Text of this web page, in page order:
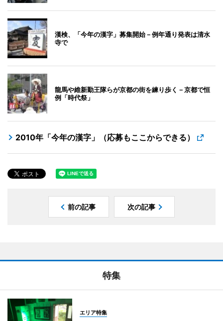
漢検、「今年の漢字」募集開始－例年通り発表は清水
寺で
龍馬や維新勤王隊らが京都の街を練り歩く－京都で恒
例「時代祭」
2010年「今年の漢字」（応募もここからできる）
前の記事 次の記事
特集
エリア特集